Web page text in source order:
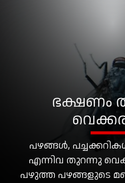
പഴങ്ങൾ,
എന്നിവ തുറന്നു
പഴുത്ത പഴങ്ങളുടെ
ഭക്ഷണം